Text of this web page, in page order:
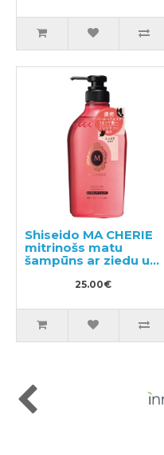
Shiseido MA CHERIE
mitrinošs matu
šampūns ar ziedu un
augļu aromātu
25.00€